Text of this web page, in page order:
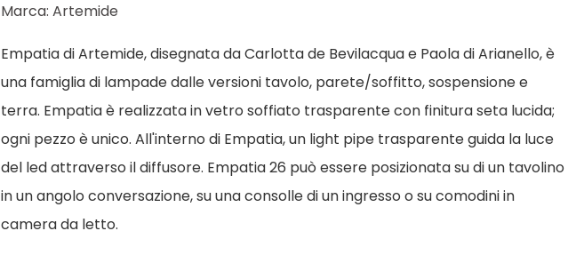
Marca: Artemide
Empatia di Artemide, disegnata da Carlotta de Bevilacqua e Paola di Arianello, è
una famiglia di lampade dalle versioni tavolo, parete/soffitto, sospensione e
terra. Empatia è realizzata in vetro soffiato trasparente con finitura seta lucida;
ogni pezzo è unico. All'interno di Empatia, un light pipe trasparente guida la luce
del led attraverso il diffusore. Empatia 26 può essere posizionata su di un tavolino
in un angolo conversazione, su una consolle di un ingresso o su comodini in
camera da letto.